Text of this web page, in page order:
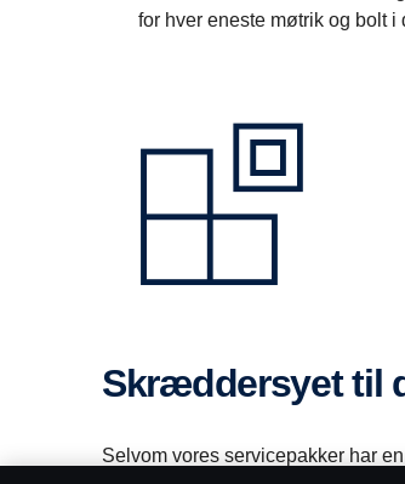
for hver eneste møtrik og bolt
Skræddersyet til
Selvom vores servicepakker har